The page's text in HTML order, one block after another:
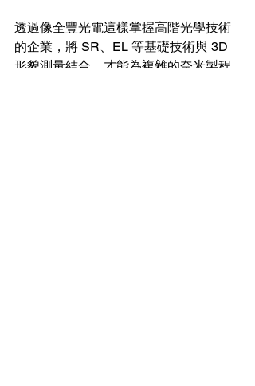
透過像全豐光電這樣掌握高階光學技術
的企業，將 SR、EL 等基礎技術與 3D
形貌測量結合，才能為複雜的奈米製程